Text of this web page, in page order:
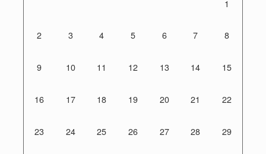
1
2 3 4 5 6 7 8
9 10 11 12 13 14 15
16 17 18 19 20 21 22
23 24 25 26 27 28 29